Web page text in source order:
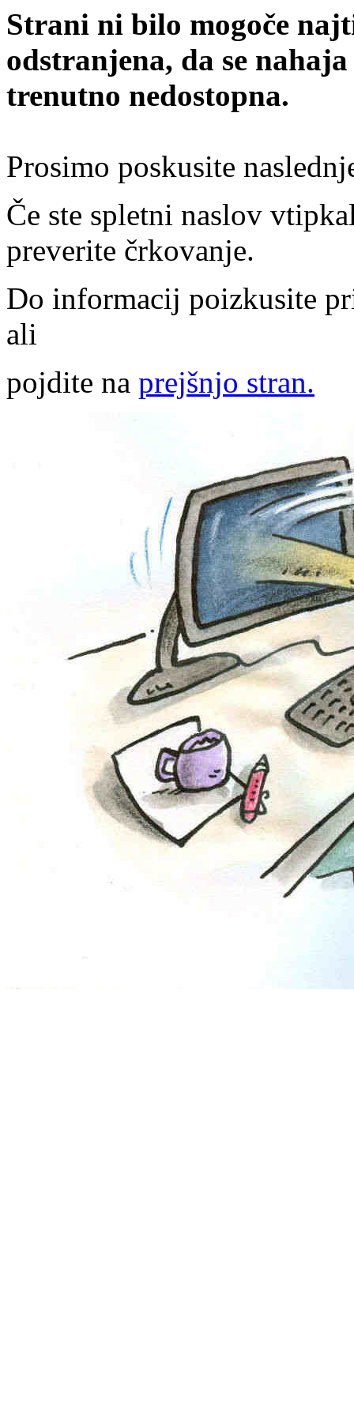
Strani ni bilo mogoče
odstranjena, da se
trenutno nedostopna.
Prosimo poskusite
Če ste spletni naslov
preverite črkovanje.
Do informacij poizkusite
ali
pojdite na prejšnjo stran.